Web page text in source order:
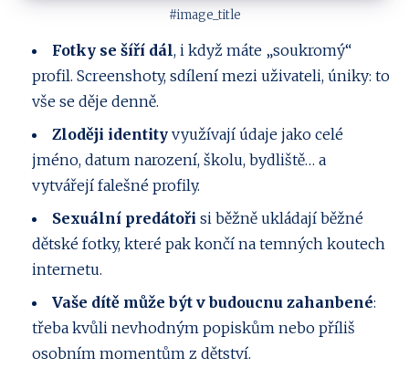
#image_title
Fotky se šíří dál, i když máte „soukromý“
profil. Screenshoty, sdílení mezi uživateli, úniky: to
vše se děje denně.
Zloději identity využívají údaje jako celé
jméno, datum narození, školu, bydliště… a
vytvářejí falešné profily.
Sexuální predátoři si běžně ukládají běžné
dětské fotky, které pak končí na temných koutech
internetu.
Vaše dítě může být v budoucnu zahanbené:
třeba kvůli nevhodným popiskům nebo příliš
osobním momentům z dětství.